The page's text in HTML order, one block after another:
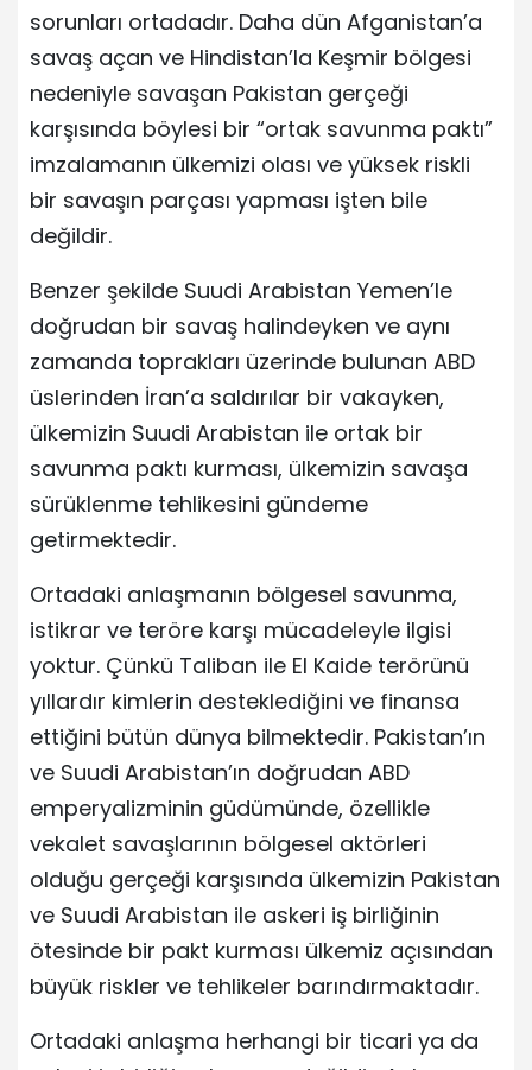
sorunları ortadadır. Daha dün Afganistan’a
savaş açan ve Hindistan’la Keşmir bölgesi
nedeniyle savaşan Pakistan gerçeği
karşısında böylesi bir “ortak savunma paktı”
imzalamanın ülkemizi olası ve yüksek riskli
bir savaşın parçası yapması işten bile
değildir.
Benzer şekilde Suudi Arabistan Yemen’le
doğrudan bir savaş halindeyken ve aynı
zamanda toprakları üzerinde bulunan ABD
üslerinden İran’a saldırılar bir vakayken,
ülkemizin Suudi Arabistan ile ortak bir
savunma paktı kurması, ülkemizin savaşa
sürüklenme tehlikesini gündeme
getirmektedir.
Ortadaki anlaşmanın bölgesel savunma,
istikrar ve teröre karşı mücadeleyle ilgisi
yoktur. Çünkü Taliban ile El Kaide terörünü
yıllardır kimlerin desteklediğini ve finansa
ettiğini bütün dünya bilmektedir. Pakistan’ın
ve Suudi Arabistan’ın doğrudan ABD
emperyalizminin güdümünde, özellikle
vekalet savaşlarının bölgesel aktörleri
olduğu gerçeği karşısında ülkemizin Pakistan
ve Suudi Arabistan ile askeri iş birliğinin
ötesinde bir pakt kurması ülkemiz açısından
büyük riskler ve tehlikeler barındırmaktadır.
Ortadaki anlaşma herhangi bir ticari ya da